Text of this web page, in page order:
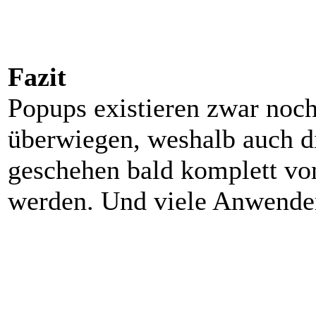
Fazit
Popups existieren zwar
überwiegen, weshalb auch
geschehen bald komplett
werden. Und viele